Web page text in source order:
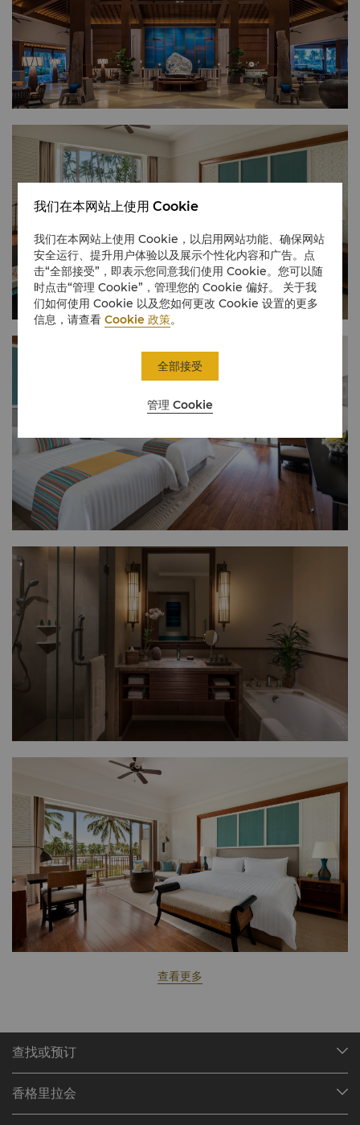
查看更多
查找或预订
查找预订
香格里拉会
我们在本网站上使用 Cookie
我们在本网站上使用 Cookie，以启用网站功能、确保网站
安全运行、提升用户体验以及展示个性化内容和广告。点
击“全部接受”，即表示您同意我们使用 Cookie。您可以随
时点击“管理 Cookie”，管理您的 Cookie 偏好。 关于我
们如何使用 Cookie 以及您如何更改 Cookie 设置的更多
信息，请查看Cookie 政策。
管理 Cookie
全部接受